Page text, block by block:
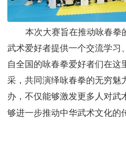
本次大赛旨在推动咏春拳
武术爱好者提供一个交流学习
自全国 的咏春拳爱好者们在这
采，‌共同演绎咏春拳的无穷魅
办 ， 不仅能够激发更多人对武
够进一步推动中华武术文化的